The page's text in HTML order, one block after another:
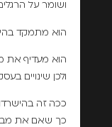
ושומר על
הוא מתמקד
הוא מעדיף את
ולכן שינויים
ככה זה
כך שאם את